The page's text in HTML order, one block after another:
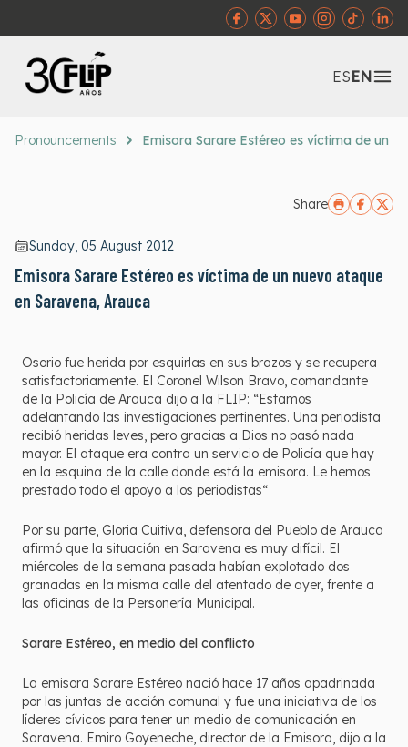
ESEN
Pronouncements Emisora Sarare Estéreo es víctima de un
Share
Sunday, 05 August 2012
Emisora Sarare Estéreo es víctima de un nuevo ataque
en Saravena, Arauca
Osorio fue herida por esquirlas en sus brazos y se recupera
satisfactoriamente. El Coronel Wilson Bravo, comandante
de la Policía de Arauca dijo a la FLIP: “Estamos
adelantando las investigaciones pertinentes. Una periodista
recibió heridas leves, pero gracias a Dios no pasó nada
mayor. El ataque era contra un servicio de Policía que hay
en la esquina de la calle donde está la emisora. Le hemos
prestado todo el apoyo a los periodistas“
Por su parte, Gloria Cuitiva, defensora del Pueblo de Arauca
afirmó que la situación en Saravena es muy difícil. El
miércoles de la semana pasada habían explotado dos
granadas en la misma calle del atentado de ayer, frente a
las oficinas de la Personería Municipal.
Sarare Estéreo, en medio del conflicto
La emisora Sarare Estéreo nació hace 17 años apadrinada
por las juntas de acción comunal y fue una iniciativa de los
líderes cívicos para tener un medio de comunicación en
Saravena. Emiro Goyeneche, director de la Emisora, dijo a la